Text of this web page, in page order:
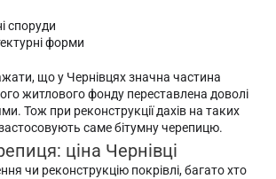
споруди
форми
що у Чернівцях значна частина
житлового фонду переставлена доволі
Тож при реконструкції дахів на таких
саме бітумну черепицю.
ціна Чернівці
чи реконструкцію покрівлі, багато хто